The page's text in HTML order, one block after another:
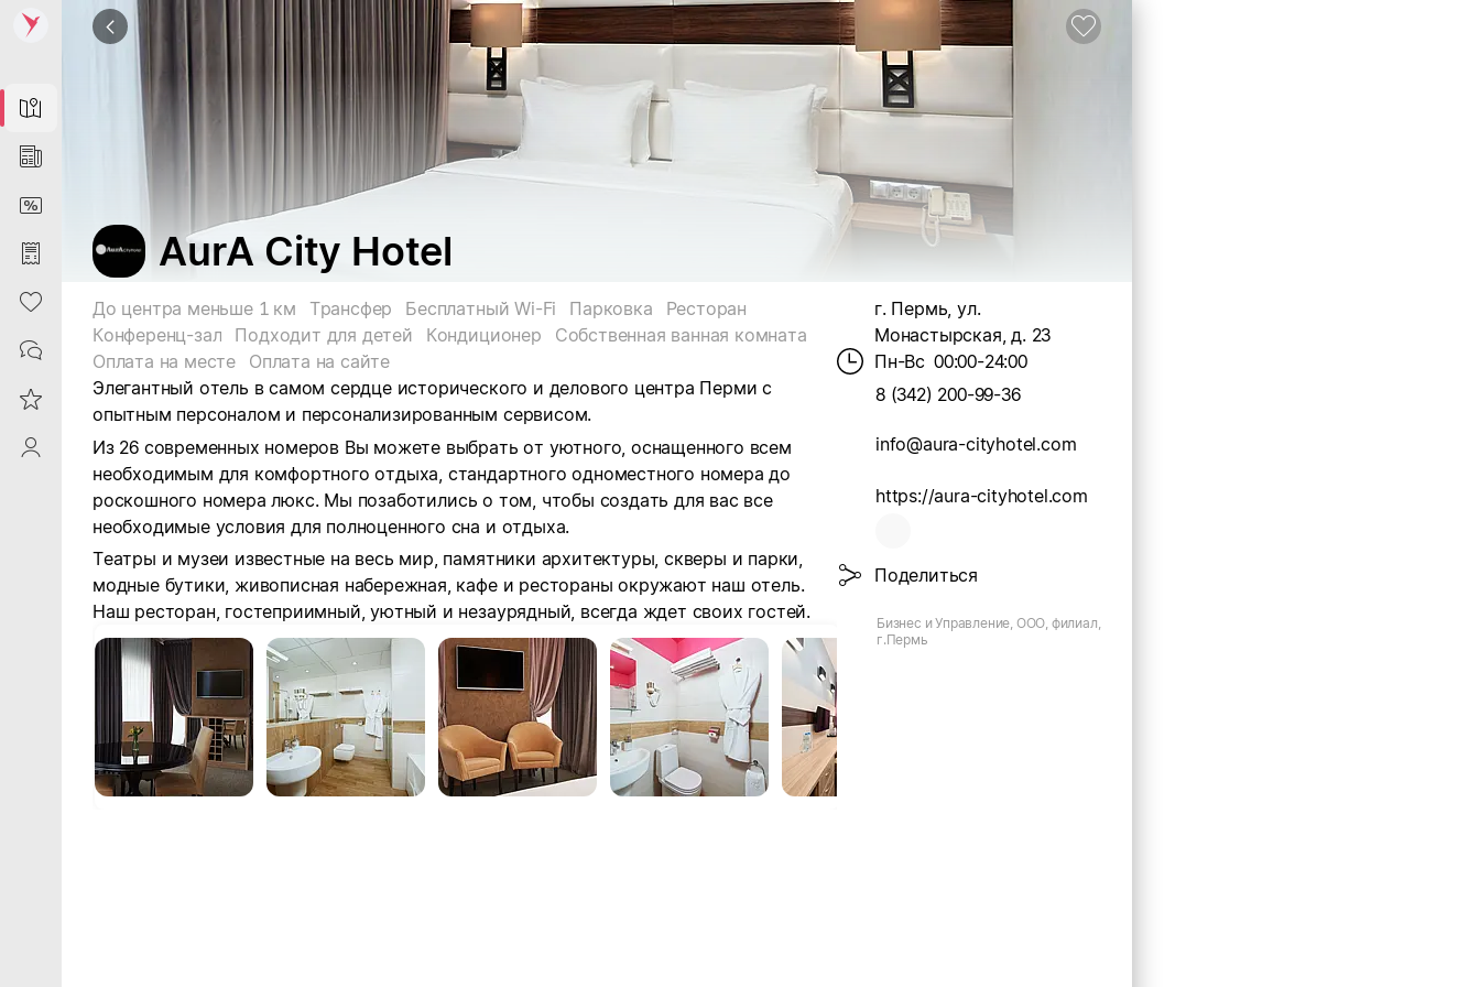
Map
News
DiscountCard
Purchases
Heart
Contacts
Reviews
ProfileSaby
AurA City Hotel
До центра меньше 1 км Трансфер Бесплатный Wi-Fi Парковка
Ресторан
Конференц-зал
Подходит для детей Кондиционер
Собственная ванная комната
Оплата на месте
Оплата на сайте
Элегантный отель в самом сердце исторического и делового центра Перми с
опытным персоналом и персонализированным сервисом.
Из 26 современных номеров Вы можете выбрать от уютного, оснащенного всем
необходимым для комфортного отдыха, стандартного одноместного номера до
роскошного номера люкс. Мы позаботились о том, чтобы создать для вас все
необходимые условия для полноценного сна и отдыха.
Театры и музеи известные на весь мир, памятники архитектуры, скверы и парки,
модные бутики, живописная набережная, кафе и рестораны окружают наш отель.
Наш ресторан, гостеприимный, уютный и незаурядный, всегда ждет своих гостей.
г. Пермь, ул.
Монастырская, д. 23
Пн-Вс 00:00-24:00
8 (342) 200-99-36
info@aura-cityhotel.com
https://aura-cityhotel.com
Поделиться
Бизнес и Управление, ООО, филиал,
г.Пермь